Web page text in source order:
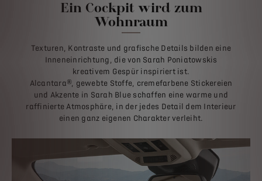
Ein Cockpit wird zum
Wohnraum
Texturen, Kontraste und grafische Details bilden eine
Inneneinrichtung, die von Sarah Poniatowskis
kreativem Gespür inspiriert ist.
Alcantara®, gewebte Stoffe, cremefarbene Stickereien
und Akzente in Sarah Blue schaffen eine warme und
raffinierte Atmosphäre, in der jedes Detail dem Interieur
einen ganz eigenen Charakter verleiht.